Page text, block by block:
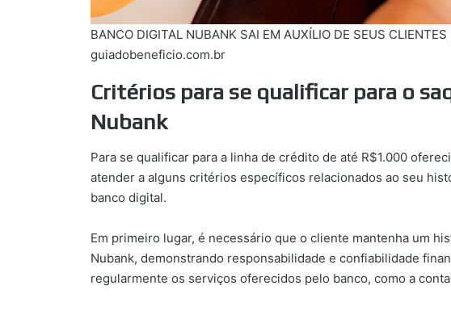
BANCO DIGITAL NUBANK SAI EM AUXÍLIO DE SEUS
guiadobeneficio.com.br
Critérios para se qualificar para o
Nubank
Para se qualificar para a linha de crédito de até R$1.000
atender a alguns critérios específicos relacionados ao seu
banco digital.
Em primeiro lugar, é necessário que o cliente mantenha um
Nubank, demonstrando responsabilidade e confiabilidade
regularmente os serviços oferecidos pelo banco, como a